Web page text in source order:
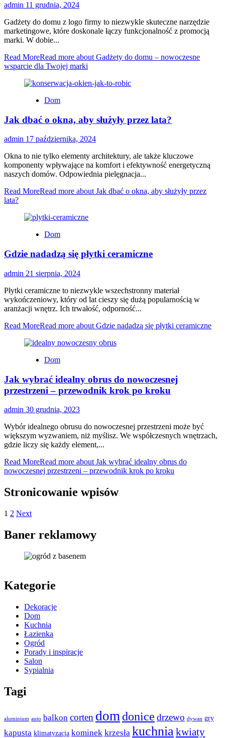
admin 11 grudnia, 2024
Gadżety do domu z logo firmy to niezwykle skuteczne narzędzie
marketingowe, które doskonale łączy funkcjonalność z promocją
marki. W dobie...
Read MoreRead more about Gadżety do domu – nowoczesne
wsparcie dla Twojej marki
Dom
Jak dbać o okna, aby służyły przez lata?
admin 17 października, 2024
Okna to nie tylko elementy architektury, ale także kluczowe
komponenty wpływające na komfort i efektywność energetyczną
naszych domów. Odpowiednia pielęgnacja...
Read MoreRead more about Jak dbać o okna, aby służyły przez
lata?
Dom
Gdzie nadadzą się płytki ceramiczne
admin 21 sierpnia, 2024
Płytki ceramiczne to niezwykle wszechstronny materiał
wykończeniowy, który od lat cieszy się dużą popularnością w
aranżacji wnętrz. Ich trwałość, odporność...
Read MoreRead more about Gdzie nadadzą się płytki ceramiczne
Dom
Jak wybrać idealny obrus do nowoczesnej
przestrzeni – przewodnik krok po kroku
admin 30 grudnia, 2023
Wybór idealnego obrusu do nowoczesnej przestrzeni może być
większym wyzwaniem, niż myślisz. We współczesnych wnętrzach,
gdzie liczy się każdy element,...
Read MoreRead more about Jak wybrać idealny obrus do
nowoczesnej przestrzeni – przewodnik krok po kroku
Stronicowanie wpisów
1 2 Next
Baner reklamowy
Kategorie
Dekoracje
Dom
Kuchnia
Łazienka
Ogród
Porady i inspiracje
Salon
Sypialnia
Tagi
aluminium auto balkon corten dom donice drzewo dywan gry
kapusta klimatyzacja kominek krzesła kuchnia kwiaty